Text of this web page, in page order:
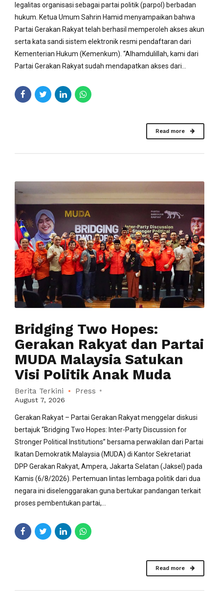
legalitas organisasi sebagai partai politik (parpol) berbadan
hukum. Ketua Umum Sahrin Hamid menyampaikan bahwa
Partai Gerakan Rakyat telah berhasil memperoleh akses akun
serta kata sandi sistem elektronik resmi pendaftaran dari
Kementerian Hukum (Kemenkum). “Alhamdulillah, kami dari
Partai Gerakan Rakyat sudah mendapatkan akses dari...
Read more
Bridging Two Hopes:
Gerakan Rakyat dan Partai
MUDA Malaysia Satukan
Visi Politik Anak Muda
Berita Terkini Press
August 7, 2026
Gerakan Rakyat – Partai Gerakan Rakyat menggelar diskusi
bertajuk “Bridging Two Hopes: Inter-Party Discussion for
Stronger Political Institutions” bersama perwakilan dari Partai
Ikatan Demokratik Malaysia (MUDA) di Kantor Sekretariat
DPP Gerakan Rakyat, Ampera, Jakarta Selatan (Jaksel) pada
Kamis (6/8/2026). Pertemuan lintas lembaga politik dari dua
negara ini diselenggarakan guna bertukar pandangan terkait
proses pembentukan partai,...
Read more